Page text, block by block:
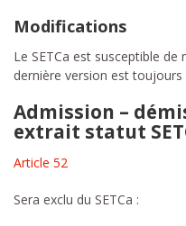
Modifications
Le SETCa est susceptible
dernière version est
Admission –
extrait statut
Article 52
Sera exclu du SETCa :